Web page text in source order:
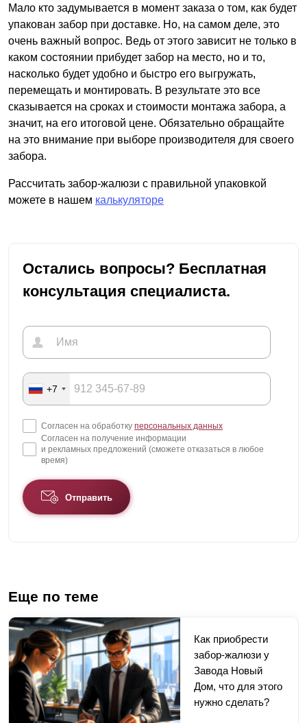
Мало кто задумывается в момент заказа о том, как будет
упакован забор при доставке. Но, на самом деле, это
очень важный вопрос. Ведь от этого зависит не только в
каком состоянии прибудет забор на место, но и то,
насколько будет удобно и быстро его выгружать,
перемещать и монтировать. В результате это все
сказывается на сроках и стоимости монтажа забора, а
значит, на его итоговой цене. Обязательно обращайте
на это внимание при выборе производителя для своего
забора.
Рассчитать забор-жалюзи с правильной упаковкой
можете в нашем калькуляторе
Остались вопросы? Бесплатная
консультация специалиста.
+7
Согласен на обработку персональных данных
Согласен на получение информации
и рекламных предложений (сможете отказаться в любое
время)
Отправить
Еще по теме
Как приобрести
забор-жалюзи у
Завода Новый
Дом, что для этого
нужно сделать?